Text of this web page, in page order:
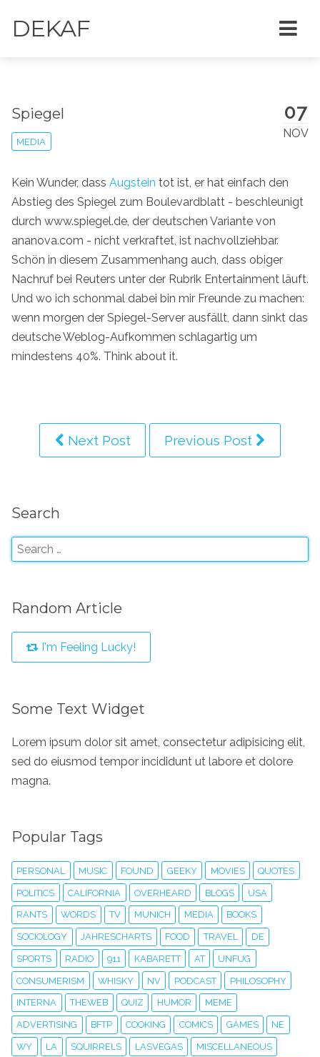
DEKAF
07
NOV
Spiegel
MEDIA
Kein Wunder, dass Augstein tot ist, er hat einfach den
Abstieg des Spiegel zum Boulevardblatt - beschleunigt
durch www.spiegel.de, der deutschen Variante von
ananova.com - nicht verkraftet, ist nachvollziehbar.
Schön in diesem Zusammenhang auch, dass obiger
Nachruf bei Reuters unter der Rubrik Entertainment läuft.
Und wo ich schonmal dabei bin mir Freunde zu machen:
wenn morgen der Spiegel-Server ausfällt, dann sinkt das
deutsche Weblog-Aufkommen schlagartig um
mindestens 40%. Think about it.
Next Post Previous Post
Search
Random Article
I'm Feeling Lucky!
Some Text Widget
Lorem ipsum dolor sit amet, consectetur adipisicing elit,
sed do eiusmod tempor incididunt ut labore et dolore
magna.
Popular Tags
PERSONAL MUSIC FOUND GEEKY MOVIES QUOTES
POLITICS CALIFORNIA OVERHEARD BLOGS USA
RANTS WORDS TV MUNICH MEDIA BOOKS
SOCIOLOGY JAHRESCHARTS FOOD TRAVEL DE
SPORTS RADIO 911 KABARETT AT UNFUG
CONSUMERISM WHISKY NV PODCAST PHILOSOPHY
INTERNA THEWEB QUIZ HUMOR MEME
ADVERTISING BFTP COOKING COMICS GAMES NE
WY LA SQUIRRELS LASVEGAS MISCELLANEOUS